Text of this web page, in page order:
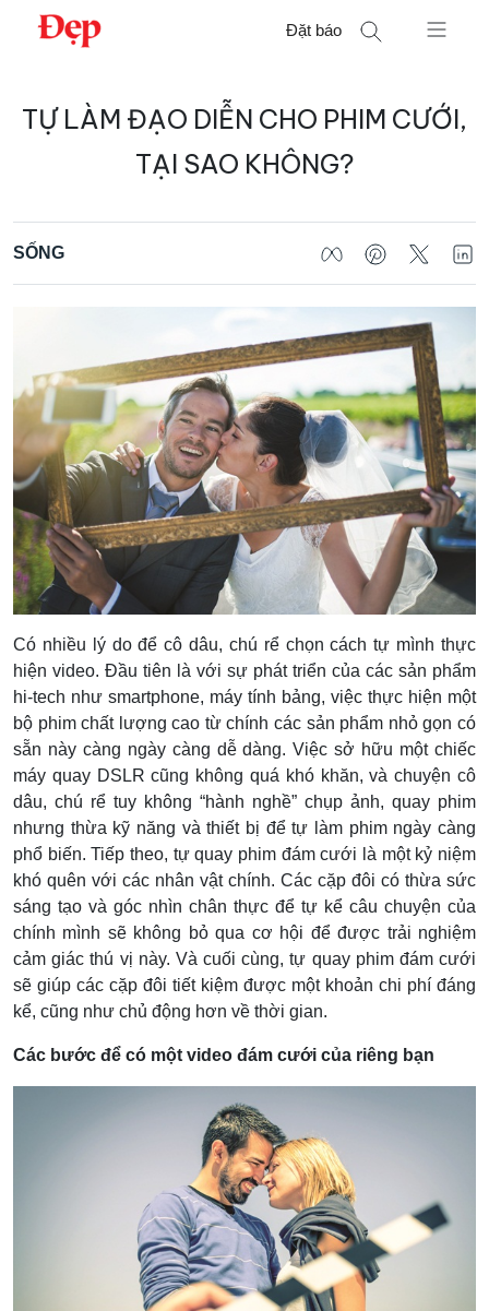
Chuyển
Đặt báo
kiếm
cho:
TỰ LÀM ĐẠO DIỄN CHO PHIM CƯỚI,
TẠI SAO KHÔNG?
SỐNG
Có nhiều lý do để cô dâu, chú rể chọn cách tự mình thực
hiện video. Đầu tiên là với sự phát triển của các sản phẩm
hi-tech như smartphone, máy tính bảng, việc thực hiện một
bộ phim chất lượng cao từ chính các sản phẩm nhỏ gọn có
sẵn này càng ngày càng dễ dàng. Việc sở hữu một chiếc
máy quay DSLR cũng không quá khó khăn, và chuyện cô
dâu, chú rể tuy không “hành nghề” chụp ảnh, quay phim
nhưng thừa kỹ năng và thiết bị để tự làm phim ngày càng
phổ biến. Tiếp theo, tự quay phim đám cưới là một kỷ niệm
khó quên với các nhân vật chính. Các cặp đôi có thừa sức
sáng tạo và góc nhìn chân thực để tự kể câu chuyện của
chính mình sẽ không bỏ qua cơ hội để được trải nghiệm
cảm giác thú vị này. Và cuối cùng, tự quay phim đám cưới
sẽ giúp các cặp đôi tiết kiệm được một khoản chi phí đáng
kể, cũng như chủ động hơn về thời gian.
Các bước để có một video đám cưới của riêng bạn